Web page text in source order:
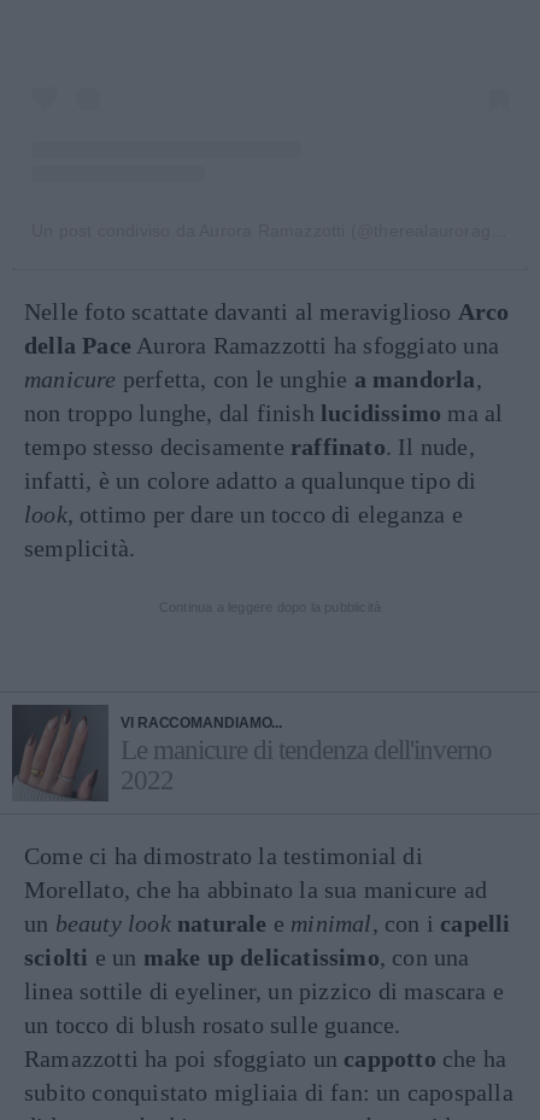
Nelle foto scattate davanti al meraviglioso Arco
della Pace Aurora Ramazzotti ha sfoggiato una
manicure perfetta, con le unghie a mandorla,
non troppo lunghe, dal finish lucidissimo ma al
tempo stesso decisamente raffinato. Il nude,
infatti, è un colore adatto a qualunque tipo di
look, ottimo per dare un tocco di eleganza e
semplicità.
VI RACCOMANDIAMO...
Le manicure di tendenza dell'inverno
2022
Come ci ha dimostrato la testimonial di
Morellato, che ha abbinato la sua manicure ad
un beauty look naturale e minimal, con i capelli
sciolti e un make up delicatissimo, con una
linea sottile di eyeliner, un pizzico di mascara e
un tocco di blush rosato sulle guance.
Ramazzotti ha poi sfoggiato un cappotto che ha
subito conquistato migliaia di fan: un capospalla